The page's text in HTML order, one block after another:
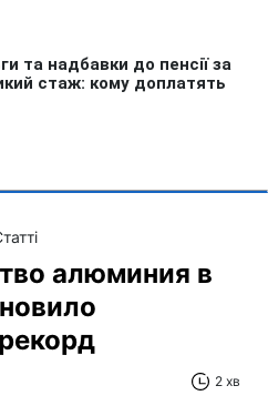
алюминия в
2 хв